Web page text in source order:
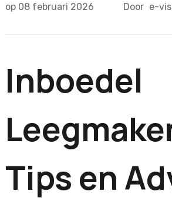
op 08 februari 2026 Door e-
Inboedel
Tips en